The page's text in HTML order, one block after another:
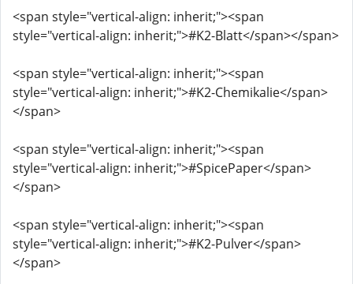
<span style="vertical-align: inherit;"><span
style="vertical-align: inherit;">#K2-Blatt</span></span>
<span style="vertical-align: inherit;"><span
style="vertical-align: inherit;">#K2-Chemikalie</span>
</span>
<span style="vertical-align: inherit;"><span
style="vertical-align: inherit;">#SpicePaper</span>
</span>
<span style="vertical-align: inherit;"><span
style="vertical-align: inherit;">#K2-Pulver</span>
</span>